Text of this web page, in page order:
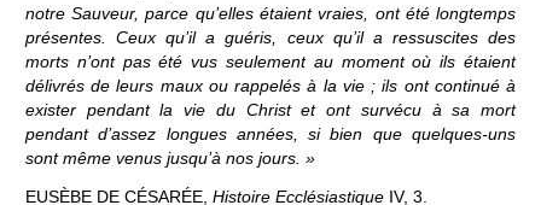
notre Sauveur, parce qu’elles étaient vraies, ont été longtemps
présentes. Ceux qu’il a guéris, ceux qu’il a ressuscites des
morts n’ont pas été vus seulement au moment où ils étaient
délivrés de leurs maux ou rappelés à la vie ; ils ont continué à
exister pendant la vie du Christ et ont survécu à sa mort
pendant d’assez longues années, si bien que quelques-uns
sont même venus jusqu’à nos jours. »
EUSÈBE DE CÉSARÉE, Histoire Ecclésiastique IV, 3.